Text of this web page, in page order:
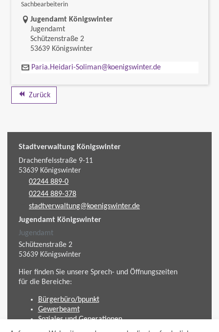
Sachbearbeiterin
Link zur Google-Maps Navigation
Jugendamt Königswinter
Jugendamt
Schützenstraße 2
53639 Königswinter
Paria.Heidari-Soliman@koenigswinter.de
Zurück
Stadtverwaltung Königswinter
Drachenfelsstraße 9-11
53639Königswinter
02244 889-0
02244 889-378
stadtverwaltung@koenigswinter.de
Jugendamt Königswinter
Jugendamt
Schützenstraße 2
53639Königswinter
Hier finden Sie unsere Sprech- und Öffnungszeiten
für die Bereiche:
Bürgerbüro/bpunkt
Gewerbeamt
Soziales und Generationen
Standesamt